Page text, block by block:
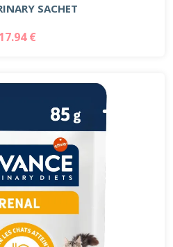
SACHET
17.94 €